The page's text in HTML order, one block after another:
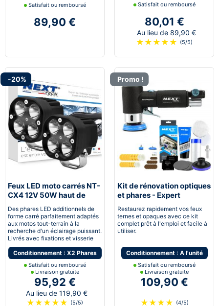
Satisfait ou remboursé
89,90 €
Satisfait ou remboursé
80,01 €
Au lieu de 89,90 €
★ ★ ★ ★ ★ (5/5)
-20%
Feux LED moto carrés NT-
CX4 12V 50W haut de
gamme noir
Des phares LED additionnels de
forme carré parfaitement adaptés
aux motos tout-terrain à la
recherche d'un éclairage puissant.
Livrés avec fixations et visserie
Conditionnement : X2 Phares
Satisfait ou remboursé
Livraison gratuite
95,92 €
Au lieu de 119,90 €
★ ★ ★ ★ ★ (5/5)
Promo !
Kit de rénovation optiques
et phares - Expert
pneumatique
Restaurez rapidement vos feux
ternes et opaques avec ce kit
complet prêt à l'emploi et facile à
utiliser.
Conditionnement : A l'unité
Satisfait ou remboursé
Livraison gratuite
109,90 €
★ ★ ★ ★ (4/5)